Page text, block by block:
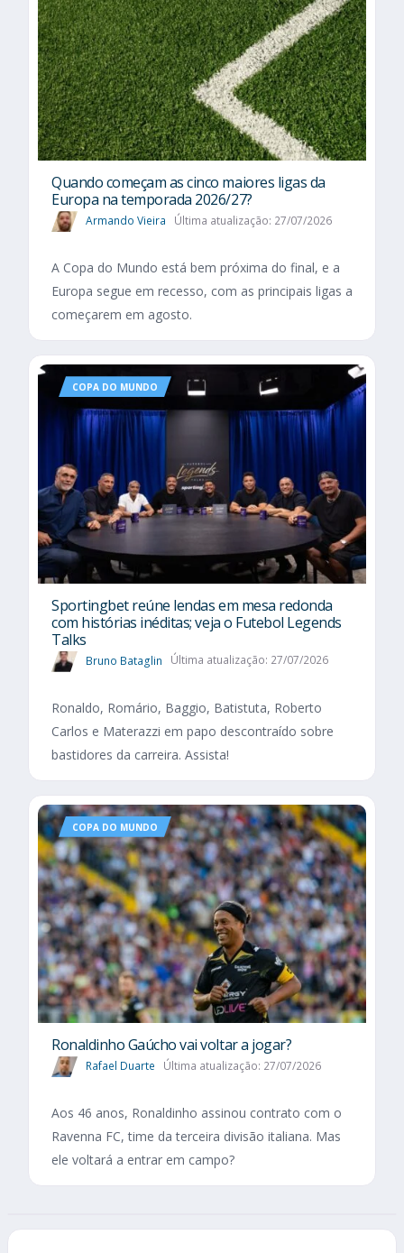
Quando começam as cinco maiores ligas da
Europa na temporada 2026/27?
Armando Vieira Última atualização: 27/07/2026
A Copa do Mundo está bem próxima do final, e a
Europa segue em recesso, com as principais ligas a
começarem em agosto.
COPA DO MUNDO
Sportingbet reúne lendas em mesa redonda
com histórias inéditas; veja o Futebol Legends
Talks
Bruno Bataglin Última atualização: 27/07/2026
Ronaldo, Romário, Baggio, Batistuta, Roberto
Carlos e Materazzi em papo descontraído sobre
bastidores da carreira. Assista!
COPA DO MUNDO
Ronaldinho Gaúcho vai voltar a jogar?
Rafael Duarte Última atualização: 27/07/2026
Aos 46 anos, Ronaldinho assinou contrato com o
Ravenna FC, time da terceira divisão italiana. Mas
ele voltará a entrar em campo?